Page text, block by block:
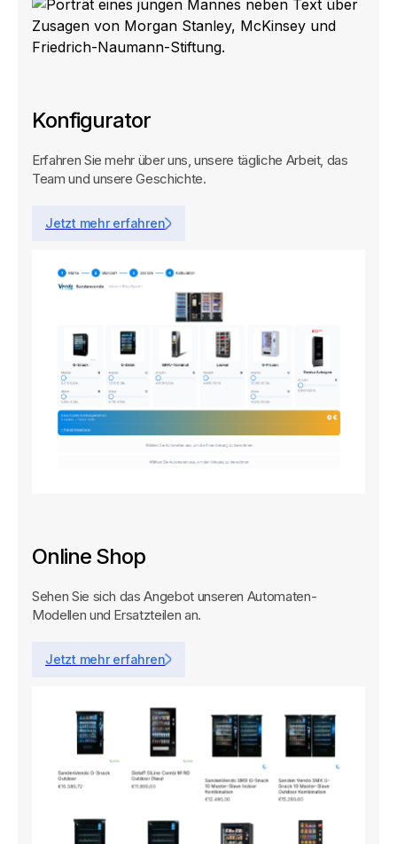
Konfigurator
Erfahren Sie mehr über uns, unsere tägliche Arbeit, das
Team und unsere Geschichte.
Jetzt mehr erfahren
Online Shop
Sehen Sie sich das Angebot unseren Automaten-
Modellen und Ersatzteilen an.
Jetzt mehr erfahren